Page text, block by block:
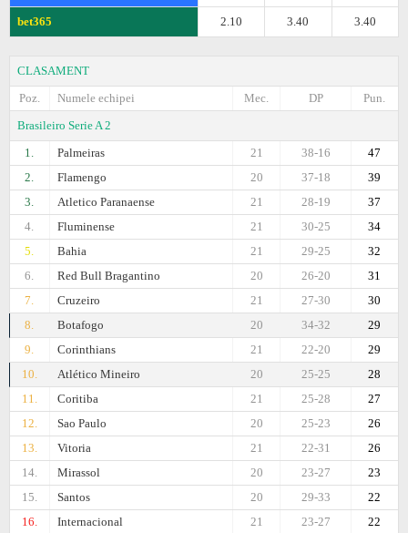
bet365 3.40
3.40
2.10
CLASAMENT
Poz.
Numele echipei Pun.
DP
Mec.
Brasileiro Serie A 2
1.
Palmeiras 47
38-16
21
2.
Flamengo 39
37-18
20
3.
Atletico Paranaense 37
28-19
21
4.
Fluminense 34
30-25
21
5.
Bahia 32
29-25
21
6.
Red Bull Bragantino 31
26-20
20
7.
Cruzeiro 30
27-30
21
8.
Botafogo 29
34-32
20
9.
Corinthians 29
22-20
21
10.
Atlético Mineiro 28
25-25
20
11.
Coritiba 27
25-28
21
12.
Sao Paulo 26
25-23
20
13.
Vitoria 26
22-31
21
14.
Mirassol 23
23-27
20
15.
Santos 22
29-33
20
16.
Internacional 22
23-27
21